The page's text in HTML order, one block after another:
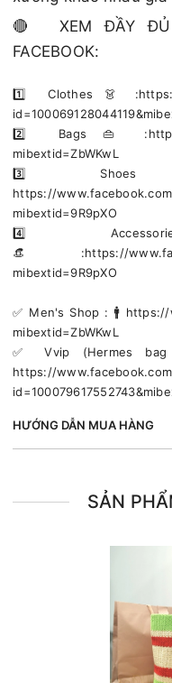
🔴 XEM ĐẦY ĐỦ
FACEBOOK:
1️⃣ Clothes 👗 :https://
2️⃣ Bags 👜 :https://
mibextid=ZbWKwL
3️⃣
https://
mibextid=9R9pXO
4️⃣
👒:https://
mibextid=9R9pXO
✅️ Men's Shop : 🚹
mibextid=ZbWKwL
✅️ Vvip (Hermes
https://
HƯỚNG DẪN MUA HÀNG
SẢN